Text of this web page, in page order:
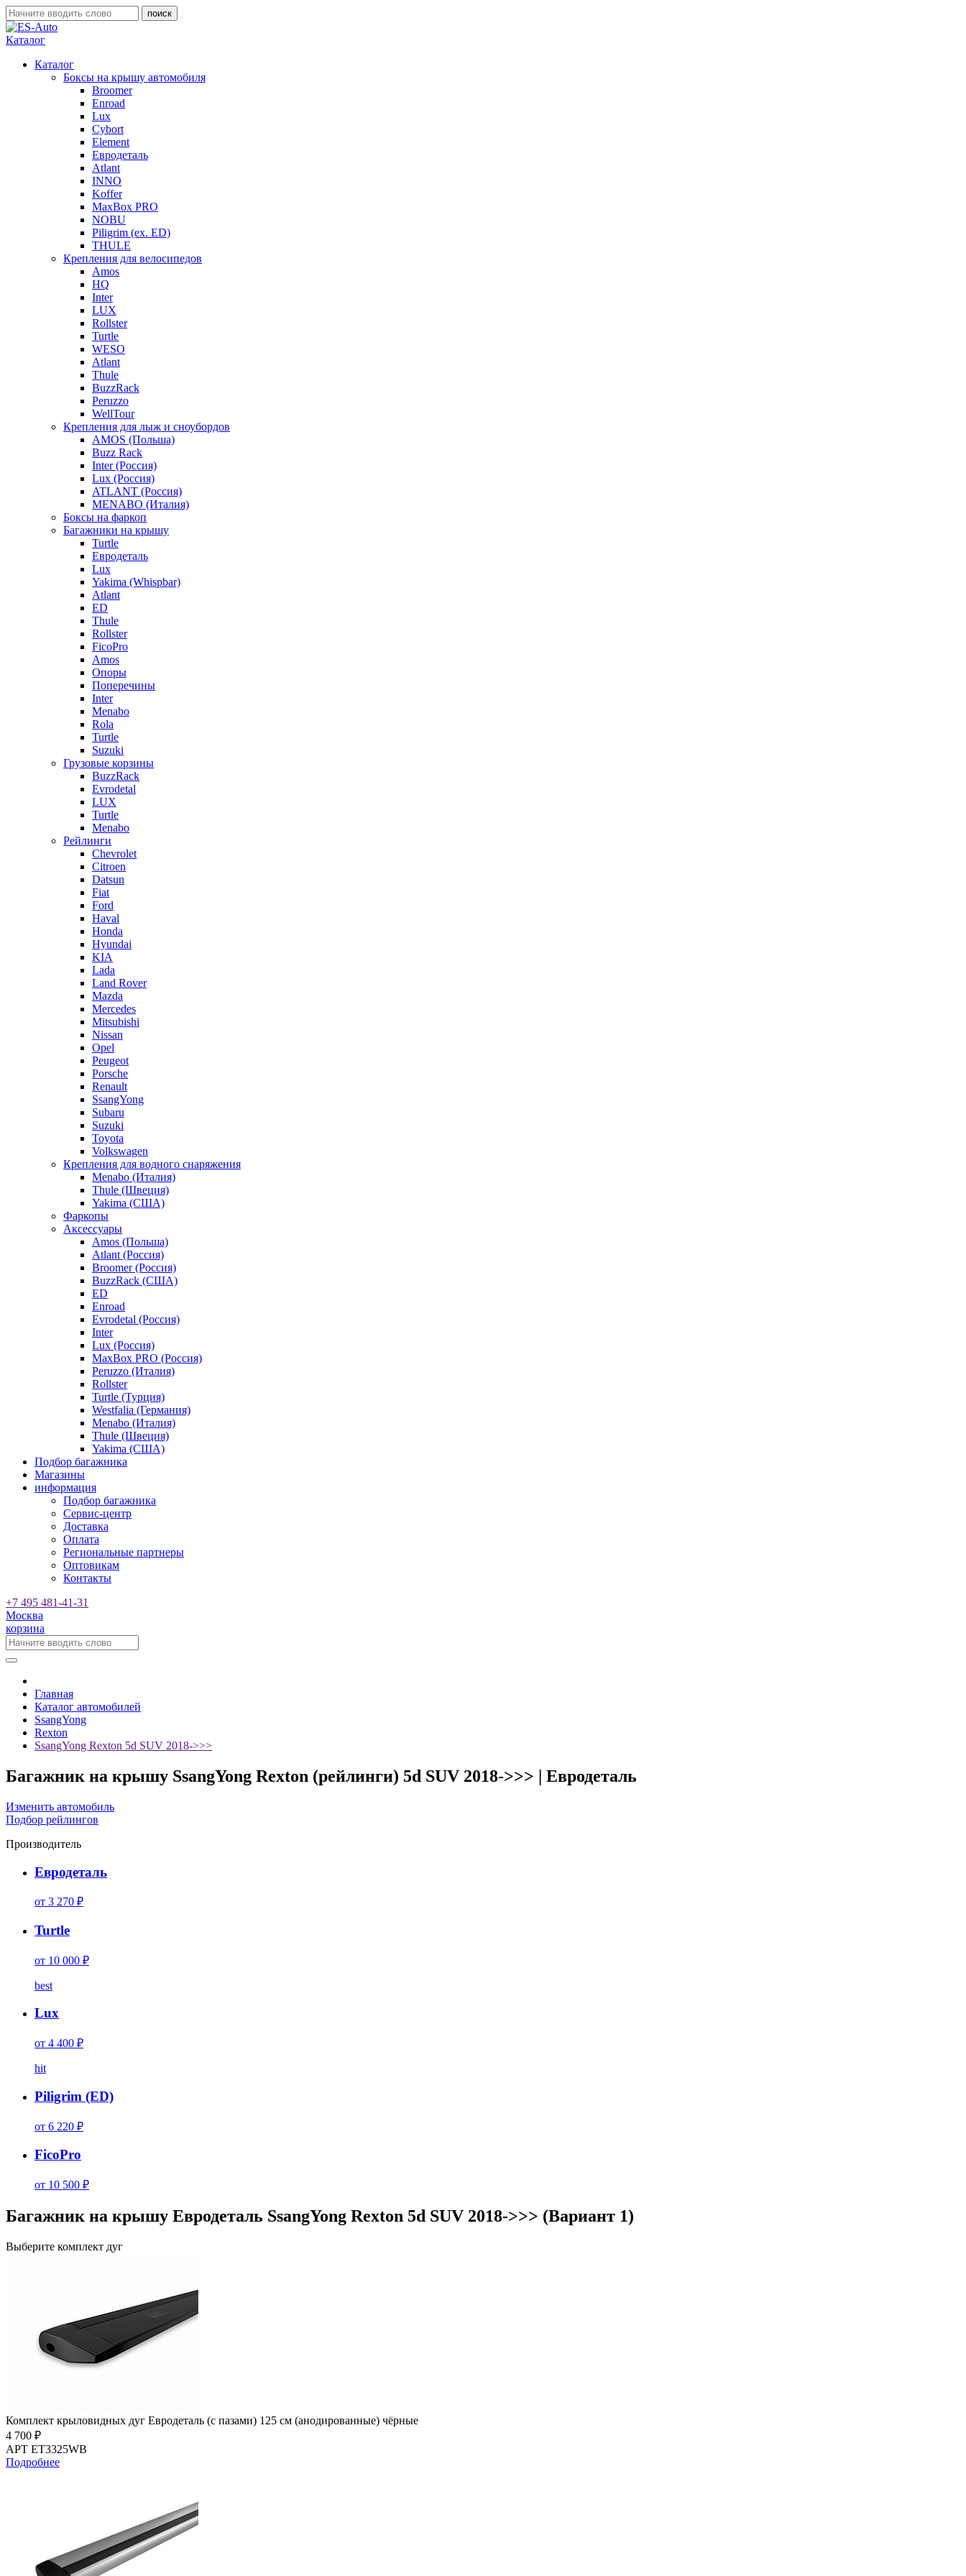
Каталог
Каталог
Боксы на крышу автомобиля
Broomer
Enroad
Lux
Cybort
Element
Евродеталь
Atlant
INNO
Koffer
MaxBox PRO
NOBU
Piligrim (ex. ED)
THULE
Крепления для велосипедов
Amos
HQ
Inter
LUX
Rollster
Turtle
WESO
Atlant
Thule
BuzzRack
Peruzzo
WellTour
Крепления для лыж и сноубордов
AMOS (Польша)
Buzz Rack
Inter (Россия)
Lux (Россия)
ATLANT (Россия)
MENABO (Италия)
Боксы на фаркоп
Багажники на крышу
Turtle
Евродеталь
Lux
Yakima (Whispbar)
Atlant
ED
Thule
Rollster
FicoPro
Amos
Опоры
Поперечины
Inter
Menabo
Rola
Turtle
Suzuki
Грузовые корзины
BuzzRack
Evrodetal
LUX
Turtle
Menabo
Рейлинги
Chevrolet
Citroen
Datsun
Fiat
Ford
Haval
Honda
Hyundai
KIA
Lada
Land Rover
Mazda
Mercedes
Mitsubishi
Nissan
Opel
Peugeot
Porsche
Renault
SsangYong
Subaru
Suzuki
Toyota
Volkswagen
Крепления для водного снаряжения
Menabo (Италия)
Thule (Швеция)
Yakima (США)
Фаркопы
Аксессуары
Amos (Польша)
Atlant (Россия)
Broomer (Россия)
BuzzRack (США)
ED
Enroad
Evrodetal (Россия)
Inter
Lux (Россия)
MaxBox PRO (Россия)
Peruzzo (Италия)
Rollster
Turtle (Турция)
Westfalia (Германия)
Menabo (Италия)
Thule (Швеция)
Yakima (США)
Подбор багажника
Магазины
информация
Подбор багажника
Сервис-центр
Доставка
Оплата
Региональные партнеры
Оптовикам
Контакты
+7 495 481-41-31
Москва
корзина
Главная
Каталог автомобилей
SsangYong
Rexton
SsangYong Rexton 5d SUV 2018->>>
Багажник на крышу SsangYong Rexton (рейлинги) 5d SUV 2018->>> | Евродеталь
Изменить автомобиль
Подбор рейлингов
Производитель
Евродеталь
от 3 270 ₽
Turtle
от 10 000 ₽
best
Lux
от 4 400 ₽
hit
Piligrim (ED)
от 6 220 ₽
FicoPro
от 10 500 ₽
Багажник на крышу Евродеталь SsangYong Rexton 5d SUV 2018->>> (Вариант 1)
Выберите комплект дуг
Комплект крыловидных дуг Евродеталь (с пазами) 125 см (анодированные) чёрные
4 700 ₽
АРТ ET3325WB
Подробнее